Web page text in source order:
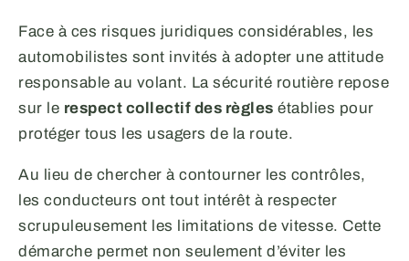
Face à ces risques juridiques considérables, les
automobilistes sont invités à adopter une attitude
responsable au volant. La sécurité routière repose
sur le respect collectif des règles établies pour
protéger tous les usagers de la route.
Au lieu de chercher à contourner les contrôles,
les conducteurs ont tout intérêt à respecter
scrupuleusement les limitations de vitesse. Cette
démarche permet non seulement d’éviter les